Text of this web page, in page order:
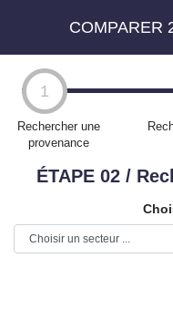
contenu
principal
COMPARER
1
Rechercher une
provenance
ÉTAPE 02 /